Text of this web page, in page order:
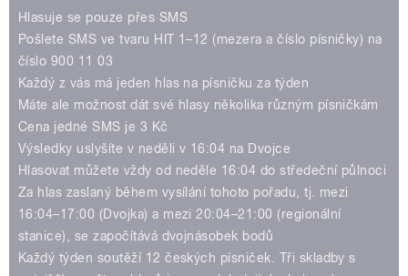
pause
Hlasuje se pouze přes SMS
Pošlete SMS ve tvaru HIT 1–12 (mezera a číslo písničky) na
číslo 900 11 03
Každý z vás má jeden hlas na písničku za týden
Máte ale možnost dát své hlasy několika různým písničkám
Cena jedné SMS je 3 Kč
Výsledky uslyšíte v neděli v 16:04 na Dvojce
Hlasovat můžete vždy od neděle 16:04 do středeční půlnoci
Za hlas zaslaný během vysílání tohoto pořadu, tj. mezi
16:04–17:00 (Dvojka) a mezi 20:04–21:00 (regionální
stanice), se započítává dvojnásobek bodů
Každý týden soutěží 12 českých písniček. Tři skladby s